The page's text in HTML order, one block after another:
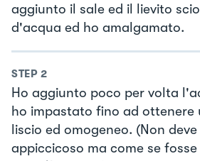
aggiunto il sale ed il lievito
d'acqua ed ho amalgamato.
STEP 2
Ho aggiunto poco per volta
ho impastato fino ad ottenere
liscio ed omogeneo. (Non
appiccicoso ma come se fosse